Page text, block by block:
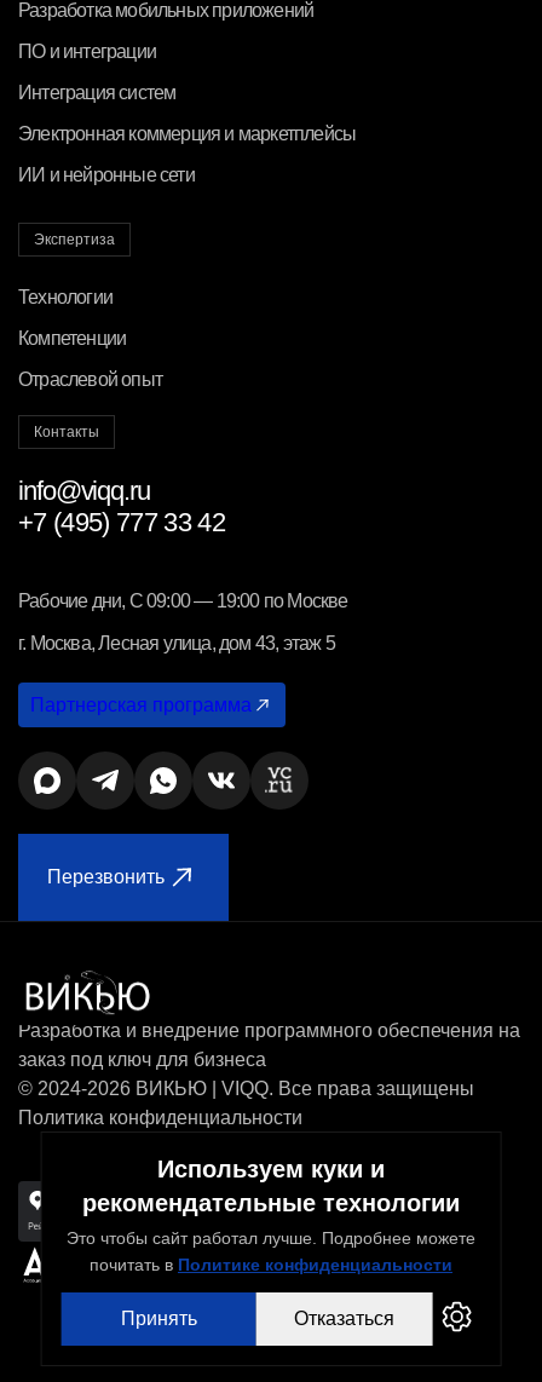
Используем куки и
рекомендательные технологии
Это чтобы сайт работал лучше. Подробнее можете
почитать в Политике конфиденциальности
Принять Отказаться
Разработка мобильных приложений
ПО и интеграции
Интеграция систем
Электронная коммерция и маркетплейсы
ИИ и нейронные сети
Экспертиза
Технологии
Компетенции
Отраслевой опыт
Контакты
info@viqq.ru
+7 (495) 777 33 42
Рабочие дни, С 09:00 — 19:00 по Москве
г. Москва, Лесная улица, дом 43, этаж 5
Партнерская программа
Перезвонить
Разработка и внедрение программного обеспечения на
заказ под ключ для бизнеса
© 2024-2026 ВИКЬЮ | VIQQ. Все права защищены
Политика конфиденциальности
Скачать презентацию